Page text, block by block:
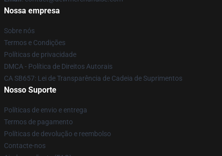
Nossa empresa
Sobre nós
Termos e Condições
Políticas de privacidade
DMCA - Política de Direitos Autorais
CA SB657: Lei de Transparência de Cadeia de Suprimentos
Nosso Suporte
Políticas de envio e entrega
Termos de pagamento
Políticas de devolução e reembolso
Contacte-nos